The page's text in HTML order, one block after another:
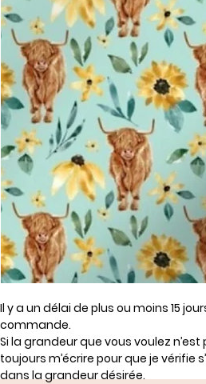
Il y a un délai de plus ou moins 15
commande.
Si la grandeur que vous voulez
toujours m’écrire pour que je vérifie
dans la grandeur désirée.